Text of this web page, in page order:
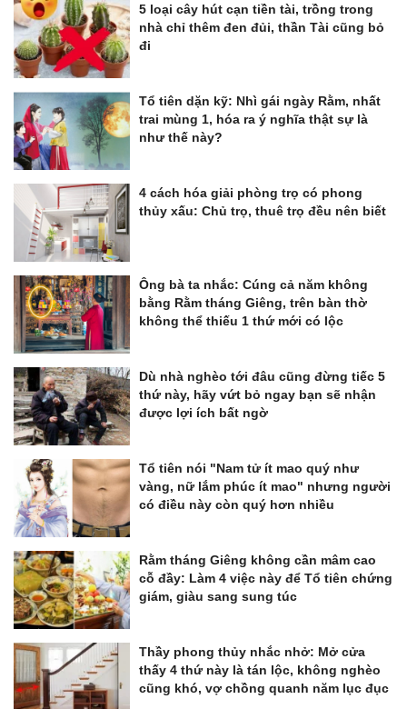
5 loại cây hút cạn tiền tài, trồng trong
nhà chỉ thêm đen đủi, thần Tài cũng bỏ
đi
Tổ tiên dặn kỹ: Nhì gái ngày Rằm, nhất
trai mùng 1, hóa ra ý nghĩa thật sự là
như thế này?
4 cách hóa giải phòng trọ có phong
thủy xấu: Chủ trọ, thuê trọ đều nên biết
Ông bà ta nhắc: Cúng cả năm không
bằng Rằm tháng Giêng, trên bàn thờ
không thể thiếu 1 thứ mới có lộc
Dù nhà nghèo tới đâu cũng đừng tiếc 5
thứ này, hãy vứt bỏ ngay bạn sẽ nhận
được lợi ích bất ngờ
Tổ tiên nói "Nam tử ít mao quý như
vàng, nữ lắm phúc ít mao" nhưng người
có điều này còn quý hơn nhiều
Rằm tháng Giêng không cần mâm cao
cỗ đầy: Làm 4 việc này để Tổ tiên chứng
giám, giàu sang sung túc
Thầy phong thủy nhắc nhở: Mở cửa
thấy 4 thứ này là tán lộc, không nghèo
cũng khó, vợ chồng quanh năm lục đục